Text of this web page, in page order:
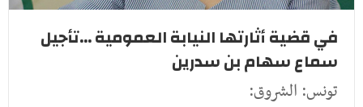
في قضية أثارتها النيابة العمومية ...تأجيل
سماع سهام بن سدرين
تونس: الشروق: